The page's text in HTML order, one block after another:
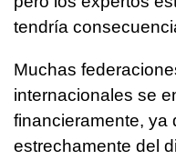
tendría
Muchas
internacionales se
financieramente, ya
estrechamente del